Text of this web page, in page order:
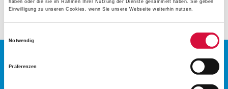
haben oder die sie im Rahmen Ihrer Nutzung der Dienste gesammelt haben. Sie geben
Einwilligung zu unseren Cookies, wenn Sie unsere Webseite weiterhin nutzen.
Notwendig
Präferenzen
(dün)